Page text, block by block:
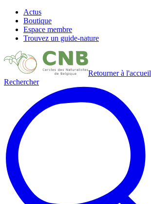
Actus
Boutique
Espace membre
Trouvez un guide-nature
Retourner à l'accueil
Rechercher